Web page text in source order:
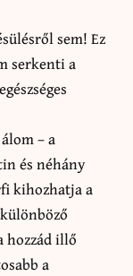
sem! Ez
serkenti a
– a
és néhány
kihozhatja a
hozzád illő
a